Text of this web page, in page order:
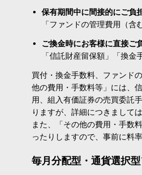
保有期間中に間接的にご負
「ファンドの管理費用（
ご換金時にお客様に直接ご
「信託財産留保額」「換
買付・換金手数料、ファンド
他の費用・手数料等」には、
用、組入有価証券の売買委託
りますが、詳細につきまして
また、「その他の費用・手数
ったりしますので、事前に料
毎月分配型・通貨選択